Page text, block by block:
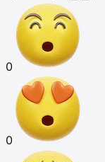
0
0